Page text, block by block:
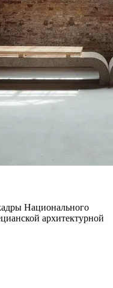
Национального
архитектурной